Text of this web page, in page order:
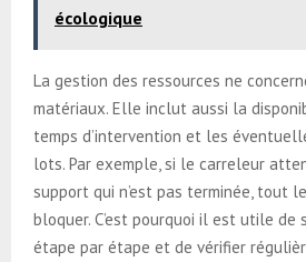
écologique
La gestion des ressources ne
matériaux. Elle inclut aussi la
temps d’intervention et les
lots. Par exemple, si le carreleur
support qui n’est pas terminée, tout
bloquer. C’est pourquoi il est utile de
étape par étape et de vérifier